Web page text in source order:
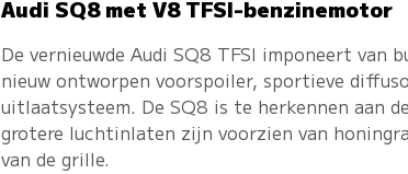
Audi SQ8 met V8 TFSI-benzinemotor
De vernieuwde Audi SQ8 TFSI imponeert van
nieuw ontworpen voorspoiler, sportieve
uitlaatsysteem. De SQ8 is te herkennen aan
grotere luchtinlaten zijn voorzien van
van de grille.